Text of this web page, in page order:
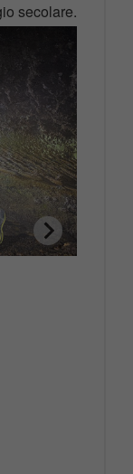
secolare.